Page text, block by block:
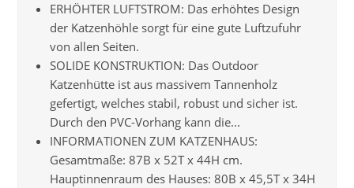
ERHÖHTER LUFTSTROM: Das erhöhtes Design
der Katzenhöhle sorgt für eine gute Luftzufuhr
von allen Seiten.
SOLIDE KONSTRUKTION: Das Outdoor
Katzenhütte ist aus massivem Tannenholz
gefertigt, welches stabil, robust und sicher ist.
Durch den PVC-Vorhang kann die...
INFORMATIONEN ZUM KATZENHAUS:
Gesamtmaße: 87B x 52T x 44H cm.
Hauptinnenraum des Hauses: 80B x 45,5T x 34H